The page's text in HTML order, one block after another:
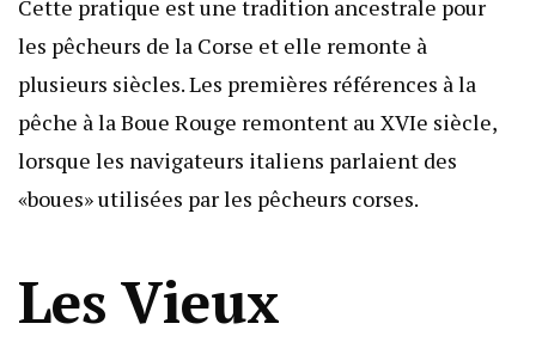
Cette pratique est une tradition ancestrale pour
les pêcheurs de la Corse et elle remonte à
plusieurs siècles. Les premières références à la
pêche à la Boue Rouge remontent au XVIe siècle,
lorsque les navigateurs italiens parlaient des
«boues» utilisées par les pêcheurs corses.
Les Vieux